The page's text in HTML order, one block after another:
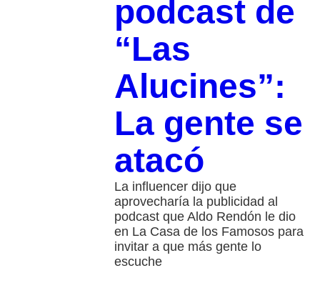
podcast de
“Las
Alucines”:
La gente se
atacó
La influencer dijo que
aprovecharía la publicidad al
podcast que Aldo Rendón le dio
en La Casa de los Famosos para
invitar a que más gente lo
escuche